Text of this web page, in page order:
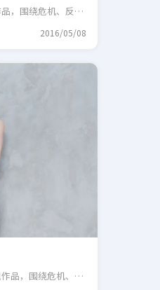
，围绕危机、反转
2016/05/08
品，围绕危机、反